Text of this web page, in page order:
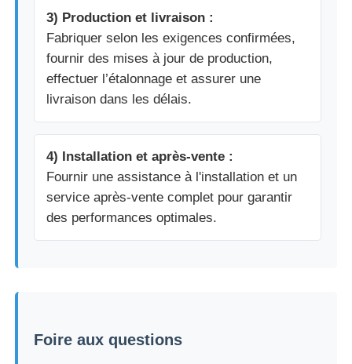
3) Production et livraison :
Fabriquer selon les exigences confirmées,
fournir des mises à jour de production,
effectuer l’étalonnage et assurer une
livraison dans les délais.
4) Installation et après-vente :
Fournir une assistance à l'installation et un
service après-vente complet pour garantir
des performances optimales.
Foire aux questions